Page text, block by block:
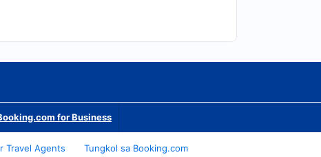
for Business
Travel Agents
Tungkol sa Booking.com